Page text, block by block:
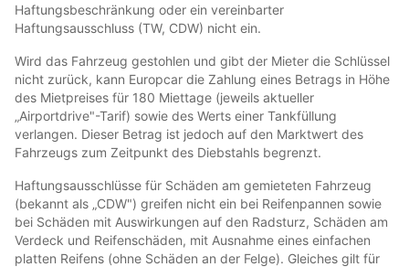
Haftungsbeschränkung oder ein vereinbarter
Haftungsausschluss (TW, CDW) nicht ein.
Wird das Fahrzeug gestohlen und gibt der Mieter die Schlüssel
nicht zurück, kann Europcar die Zahlung eines Betrags in Höhe
des Mietpreises für 180 Miettage (jeweils aktueller
„Airportdrive"-Tarif) sowie des Werts einer Tankfüllung
verlangen. Dieser Betrag ist jedoch auf den Marktwert des
Fahrzeugs zum Zeitpunkt des Diebstahls begrenzt.
Haftungsausschlüsse für Schäden am gemieteten Fahrzeug
(bekannt als „CDW") greifen nicht ein bei Reifenpannen sowie
bei Schäden mit Auswirkungen auf den Radsturz, Schäden am
Verdeck und Reifenschäden, mit Ausnahme eines einfachen
platten Reifens (ohne Schäden an der Felge). Gleiches gilt für